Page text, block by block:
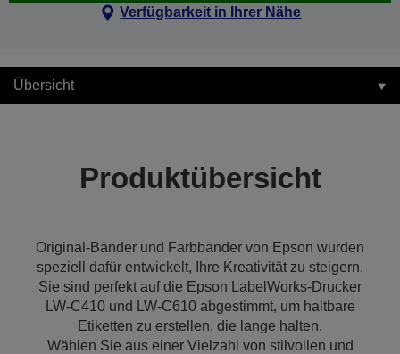
Verfügbarkeit in Ihrer Nähe
Übersicht
Produktübersicht
Original-Bänder und Farbbänder von Epson wurden
speziell dafür entwickelt, Ihre Kreativität zu steigern.
Sie sind perfekt auf die Epson LabelWorks-Drucker
LW-C410 und LW-C610 abgestimmt, um haltbare
Etiketten zu erstellen, die lange halten.
Wählen Sie aus einer Vielzahl von stilvollen und